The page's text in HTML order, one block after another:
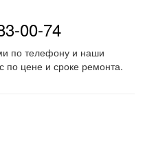
00-74
по телефону и наши
по цене и сроке ремонта.